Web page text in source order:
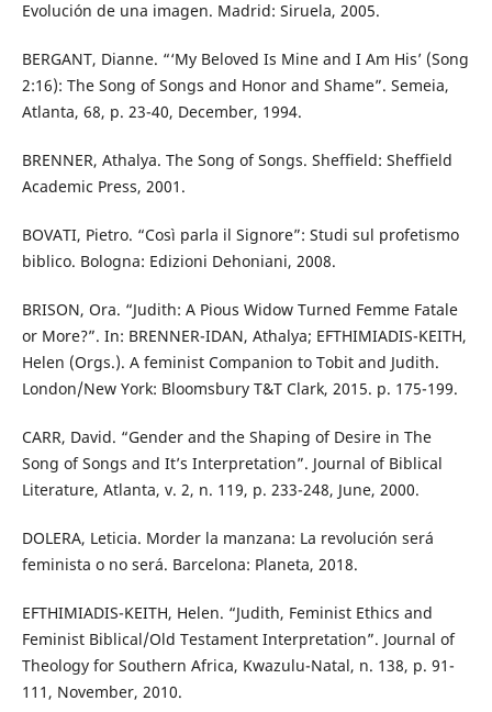
Evolución de una imagen. Madrid: Siruela, 2005.
BERGANT, Dianne. “‘My Beloved Is Mine and I Am His’ (Song
2:16): The Song of Songs and Honor and Shame”. Semeia,
Atlanta, 68, p. 23-40, December, 1994.
BRENNER, Athalya. The Song of Songs. Sheffield: Sheffield
Academic Press, 2001.
BOVATI, Pietro. “Così parla il Signore”: Studi sul profetismo
biblico. Bologna: Edizioni Dehoniani, 2008.
BRISON, Ora. “Judith: A Pious Widow Turned Femme Fatale
or More?”. In: BRENNER-IDAN, Athalya; EFTHIMIADIS-KEITH,
Helen (Orgs.). A feminist Companion to Tobit and Judith.
London/New York: Bloomsbury T&T Clark, 2015. p. 175-199.
CARR, David. “Gender and the Shaping of Desire in The
Song of Songs and It’s Interpretation”. Journal of Biblical
Literature, Atlanta, v. 2, n. 119, p. 233-248, June, 2000.
DOLERA, Leticia. Morder la manzana: La revolución será
feminista o no será. Barcelona: Planeta, 2018.
EFTHIMIADIS-KEITH, Helen. “Judith, Feminist Ethics and
Feminist Biblical/Old Testament Interpretation”. Journal of
Theology for Southern Africa, Kwazulu-Natal, n. 138, p. 91-
111, November, 2010.